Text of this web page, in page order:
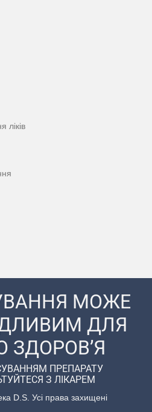
ліків
МОЖЕ
ДЛЯ
ЗДОРОВ’Я
ПРЕПАРАТУ
З ЛІКАРЕМ
D.S. Усі права захищені